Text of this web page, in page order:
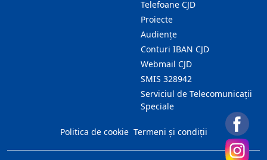
Telefoane CJD
Proiecte
Audienţe
Conturi IBAN CJD
Webmail CJD
SMIS 328942
Serviciul de Telecomunicații
Speciale
Politica de cookie Termeni și condiții